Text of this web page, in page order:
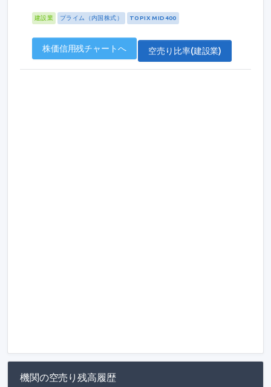
建設業 プライム（内国株式） TOPIX MID400
株価信用残チャートへ 空売り比率(建設業)
機関の空売り残高履歴